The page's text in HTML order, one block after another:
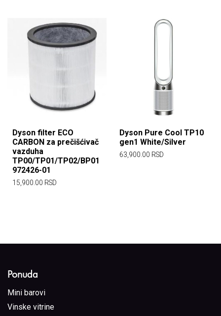
Dyson filter ECO
CARBON za prečišćivač
vazduha
TP00/TP01/TP02/BP01
972426-01
15,900.00 RSD
Dyson Pure Cool TP10
gen1 White/Silver
63,900.00 RSD
Ponuda
Mini barovi
Vinske vitrine